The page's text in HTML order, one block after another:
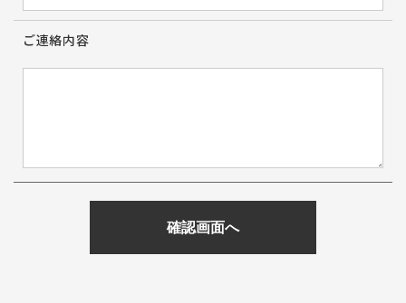
ご連絡内容